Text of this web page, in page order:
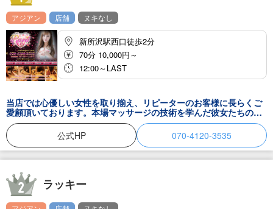
アジアン 店舗 ヌキなし
新所沢駅西口徒歩2分
70分 10,000円～
12:00～LAST
当店では心優しい女性を取り揃え、リピーターのお客様に長らくご
愛顧頂いております。本場マッサージの技術を学んだ彼女たちのマ
ッサージはお疲れのアナタを癒す効果抜群です。力の強弱、お疲れ
の箇所等、ご希望・ご要望がございましたら、セラピストにお気軽
にお申し付け下さい。ご満足していただけるまで、トリートメント
をご堪能下さいませ。お仕事帰りに是非お越しくださいませ。スタ
ッフ一同、心よりお待ち申し上げております。
公式HP 070-4120-3535
ラッキー